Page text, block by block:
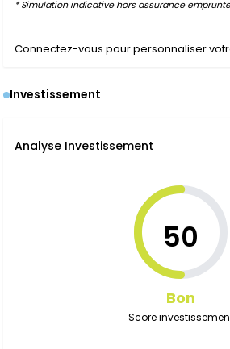
* Simulation indicative hors assurance
Connectez-vous pour personnaliser
Investissement
Analyse Investissement
50
Bon
Score